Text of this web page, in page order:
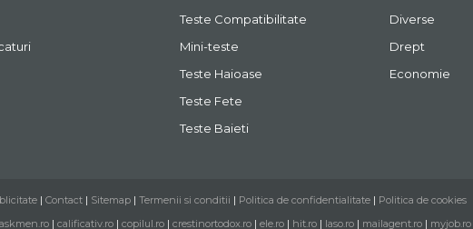
Teste Compatibilitate
Mini-teste
Teste Haioase
Teste Fete
Teste Baieti
Diverse
Drept
Economie
| Contact | Sitemap | Termenii si conditii | Politica de confidentialitate | Politica de cookies
askmen.ro | calificativ.ro | copilul.ro | crestinortodox.ro | ele.ro | hit.ro | laso.ro | mailagent.ro | myjob.ro